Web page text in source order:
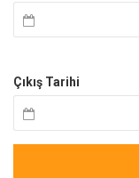
Çıkış Tarihi